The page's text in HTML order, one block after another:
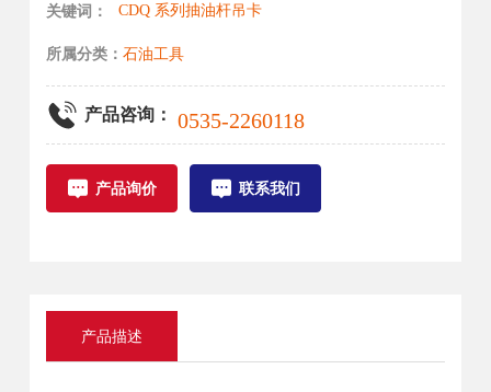
关键词： CDQ 系列抽油杆吊卡
所属分类： 石油工具
产品咨询： 0535-2260118
产品询价 联系我们
产品描述